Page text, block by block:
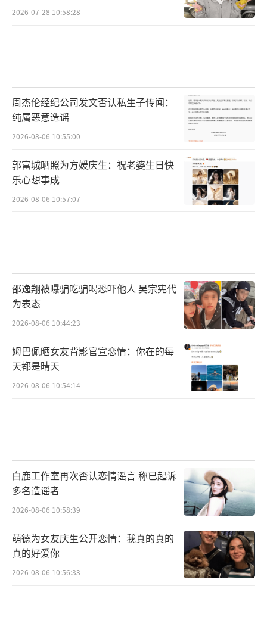
2026-07-28 10:58:28
周杰伦经纪公司发文否认私生子传闻：
纯属恶意造谣
2026-08-06 10:55:00
郭富城晒照为方媛庆生：祝老婆生日快
乐心想事成
2026-08-06 10:57:07
邵逸翔被曝骗吃骗喝恐吓他人 吴宗宪代
为表态
2026-08-06 10:44:23
姆巴佩晒女友背影官宣恋情：你在的每
天都是晴天
2026-08-06 10:54:14
白鹿工作室再次否认恋情谣言 称已起诉
多名造谣者
2026-08-06 10:58:39
萌徳为女友庆生公开恋情：我真的真的
真的好爱你
2026-08-06 10:56:33